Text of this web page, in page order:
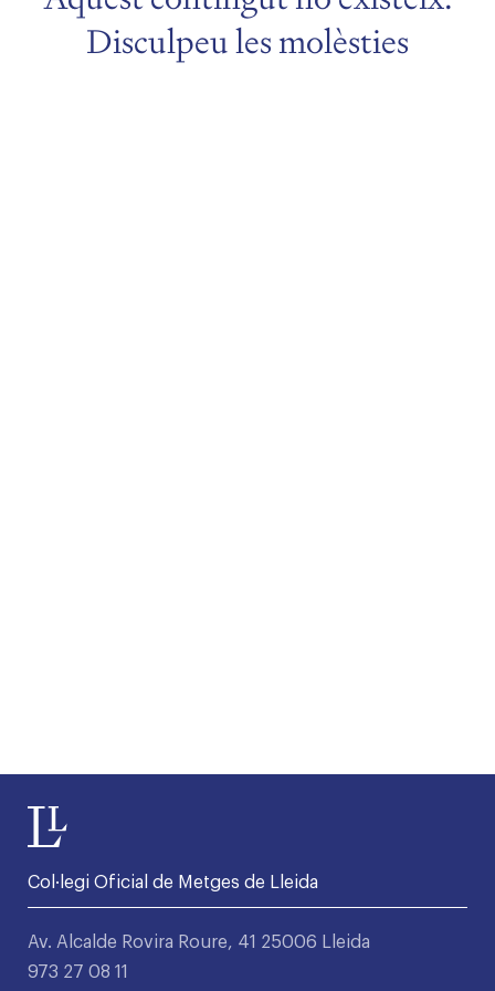
Disculpeu les molèsties
Col·legi Oficial de Metges de Lleida
Av. Alcalde Rovira Roure, 41 25006 Lleida
973 27 08 11